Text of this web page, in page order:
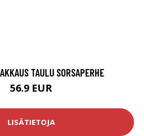
TAULU SORSAPERHE
56.9 EUR
LISÄTIETOJA